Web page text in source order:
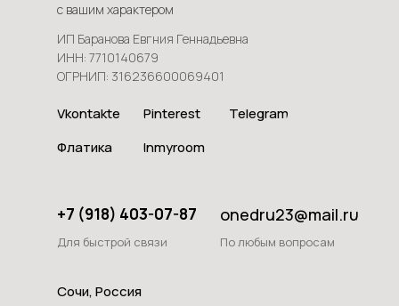
Telegram
Pinterest
Inmyroom
Флатика
Vkontakte
+7 (918) 403-07-87 onedru23@mail.ru
ИП Баранова Евгния Геннадьевна
ИНН: 7710140679
ОГРНИП: 316236600069401
с вашим характером
Для быстрой связи По любым вопросам
Сочи, Россия